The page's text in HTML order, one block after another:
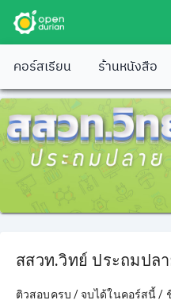
คอร์สเรียน ร้านหนังสือ
สสวท.วิทย์ ประถมปล
ติวสอบครบ / จบได้ในคอร์สนี้ /